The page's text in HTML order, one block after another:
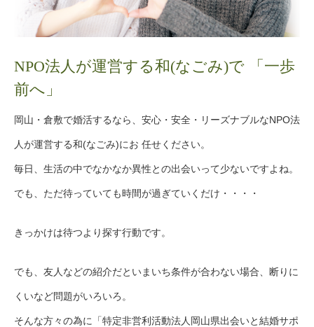
NPO法人が運営する和(なごみ)で 「一歩
前へ」
岡山・倉敷で婚活するなら、安心・安全・リーズナブルなNPO法
人が運営する和(なごみ)にお 任せください。
毎日、生活の中でなかなか異性との出会いって少ないですよね。
でも、ただ待っていても時間が過ぎていくだけ・・・・
きっかけは待つより探す行動です。
でも、友人などの紹介だといまいち条件が合わない場合、断りに
くいなど問題がいろいろ。
そんな方々の為に「特定非営利活動法人岡山県出会いと結婚サポ